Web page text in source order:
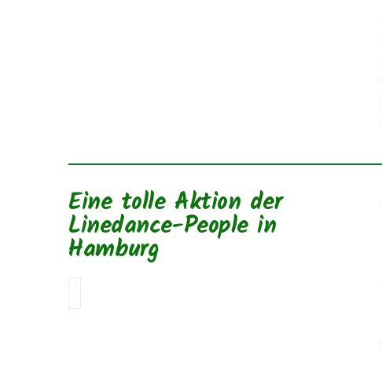
Eine tolle Aktion der
Linedance-People in
Hamburg